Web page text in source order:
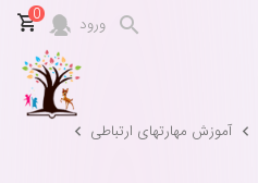
ورود 0
آموزش مهارتهای ارتباطی